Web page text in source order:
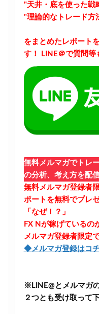
"天井・底を使った戦
"理論的なトレード方
をまとめたレポート
す！
LINE＠で質問等
無料メルマガでトレ
の分析、考え方を配
無料メルマガ登録者
ポートを無料でプレ
「なぜ！？」
FX Nが稼げているの
メルマガ登録者限定
◆メルマガ登録はコ
※LINE@とメルマガ
２つとも受け取って